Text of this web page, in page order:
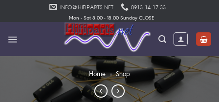
INFO@HIFIPARTS.NET 0913 14.17.33
Mon - Sat 8.00 - 18.00 Sunday CLOSE
Home » Shop